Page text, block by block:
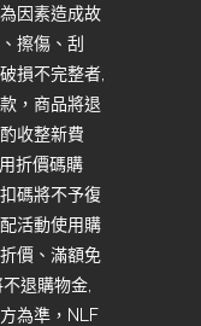
因素造成故
擦傷、刮
損不完整者,
，商品將退
收整新費
折價碼購
碼將不予復
活動使用購
價、滿額免
退購物金,
為準，NLF